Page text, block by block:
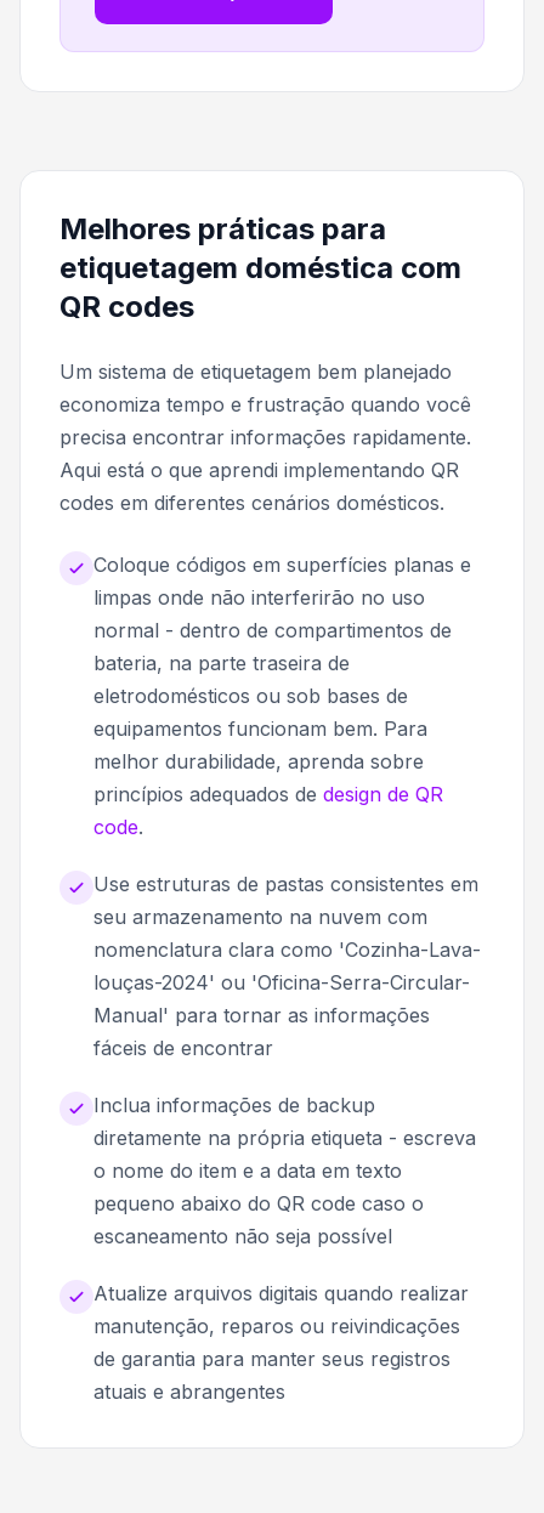
Melhores práticas para
etiquetagem doméstica com
QR codes
Um sistema de etiquetagem bem planejado
economiza tempo e frustração quando você
precisa encontrar informações rapidamente.
Aqui está o que aprendi implementando QR
codes em diferentes cenários domésticos.
Coloque códigos em superfícies planas e
limpas onde não interferirão no uso
normal - dentro de compartimentos de
bateria, na parte traseira de
eletrodomésticos ou sob bases de
equipamentos funcionam bem. Para
melhor durabilidade, aprenda sobre
princípios adequados de design de QR
code.
Use estruturas de pastas consistentes em
seu armazenamento na nuvem com
nomenclatura clara como 'Cozinha-Lava-
louças-2024' ou 'Oficina-Serra-Circular-
Manual' para tornar as informações
fáceis de encontrar
Inclua informações de backup
diretamente na própria etiqueta - escreva
o nome do item e a data em texto
pequeno abaixo do QR code caso o
escaneamento não seja possível
Atualize arquivos digitais quando realizar
manutenção, reparos ou reivindicações
de garantia para manter seus registros
atuais e abrangentes